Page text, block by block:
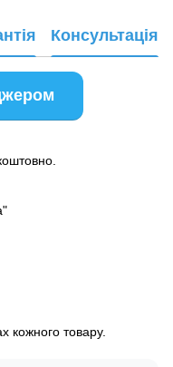
Консультація
кожного товару.